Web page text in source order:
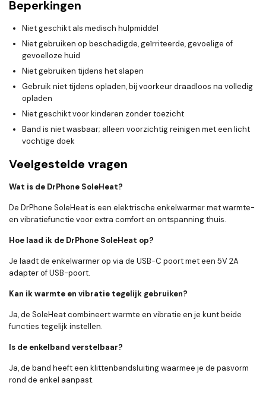
Beperkingen
Niet geschikt als medisch hulpmiddel
Niet gebruiken op beschadigde, geïrriteerde, gevoelige of
gevoelloze huid
Niet gebruiken tijdens het slapen
Gebruik niet tijdens opladen, bij voorkeur draadloos na volledig
opladen
Niet geschikt voor kinderen zonder toezicht
Band is niet wasbaar; alleen voorzichtig reinigen met een licht
vochtige doek
Veelgestelde vragen
Wat is de DrPhone SoleHeat?
De DrPhone SoleHeat is een elektrische enkelwarmer met warmte-
en vibratiefunctie voor extra comfort en ontspanning thuis.
Hoe laad ik de DrPhone SoleHeat op?
Je laadt de enkelwarmer op via de USB-C poort met een 5V 2A
adapter of USB-poort.
Kan ik warmte en vibratie tegelijk gebruiken?
Ja, de SoleHeat combineert warmte en vibratie en je kunt beide
functies tegelijk instellen.
Is de enkelband verstelbaar?
Ja, de band heeft een klittenbandsluiting waarmee je de pasvorm
rond de enkel aanpast.